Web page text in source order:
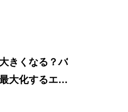
きくなる？バ
大化するエク
訣とは？